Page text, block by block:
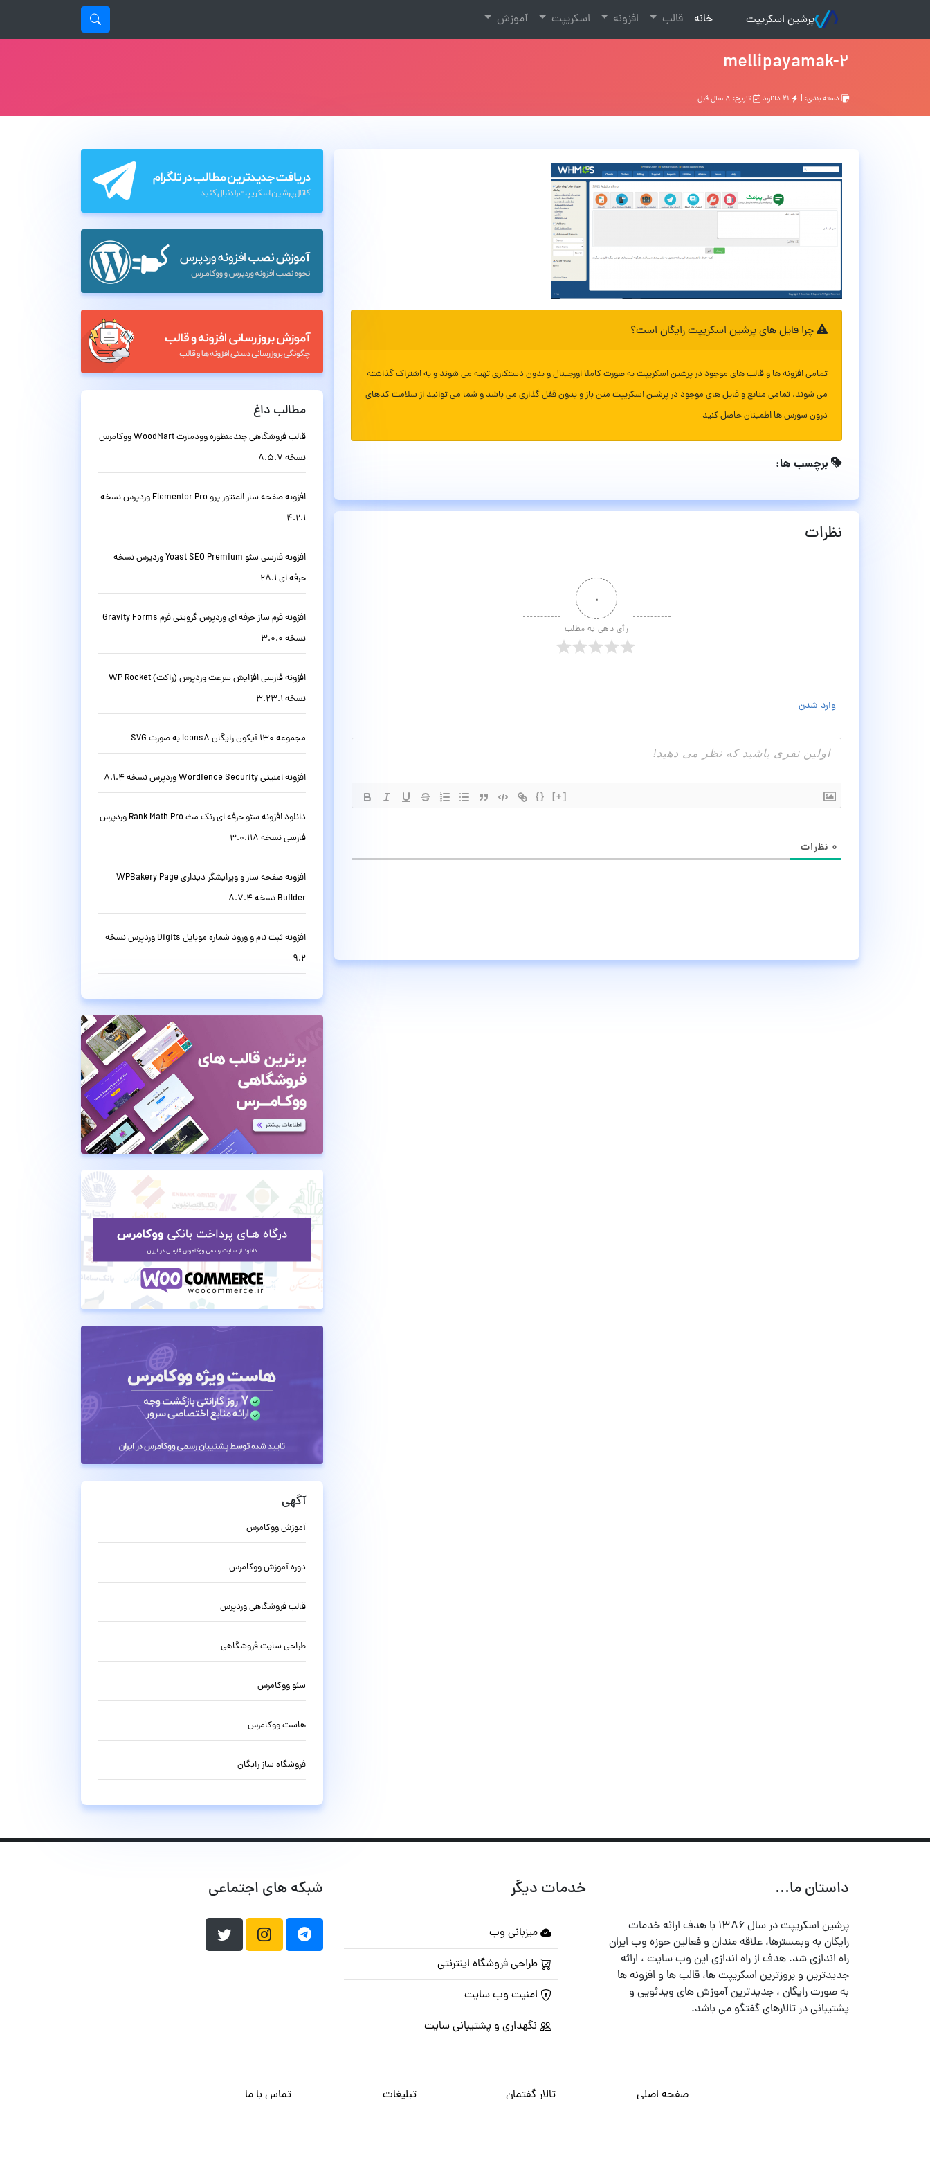
پرشین اسکریپت خانه
(current) قالب افزونه اسکریپت آموزش
mellipayamak-2
دسته بندی: | تاریخ: ۸ سال قبل
چرا فایل های پرشین اسکریپت رایگان است؟
تمامی افزونه ها و قالب های موجود در پرشین اسکریپت به صورت کاملا اورجینال و بدون دستکاری تهیه می شوند و به اشتراک گذاشته
می شوند. تمامی منابع و فایل های موجود در پرشین اسکریپت متن باز و بدون قفل گذاری می باشد و شما می توانید از سلامت کدهای
درون سورس ها اطمینان حاصل کنید
برچسب ها:
نظرات
۰
رأی دهی به مطلب
وارد شدن
{} [+]
۰ نظرات
مطالب داغ
قالب فروشگاهی چندمنظوره وودمارت WoodMart ووکامرس
نسخه 8.5.7
افزونه صفحه ساز المنتور پرو Elementor Pro وردپرس نسخه
4.2.1
افزونه فارسی سئو Yoast SEO Premium وردپرس نسخه
حرفه ای 28.1
افزونه فرم ساز حرفه ای وردپرس گرویتی فرم Gravity Forms
نسخه 3.0.0
افزونه فارسی افزایش سرعت وردپرس (راکت) WP Rocket
نسخه 3.23.1
مجموعه 130 آیکون رایگان Icons8 به صورت SVG
افزونه امنیتی Wordfence Security وردپرس نسخه 8.1.4
دانلود افزونه سئو حرفه ای رنک مث Rank Math Pro وردپرس
فارسی نسخه 3.0.118
افزونه صفحه ساز و ویرایشگر دیداری WPBakery Page
Builder نسخه 8.7.4
افزونه ثبت نام و ورود شماره موبایل Digits وردپرس نسخه
9.2
آگهی
آموزش ووکامرس
دوره آموزش ووکامرس
قالب فروشگاهی وردپرس
طراحی سایت فروشگاهی
سئو ووکامرس
هاست ووکامرس
فروشگاه ساز رایگان
داستان ما...
پرشین اسکریپت در سال ۱۳۸۶ با هدف ارائه خدمات
رایگان به وبمسترها، علاقه مندان و فعالین حوزه وب ایران
راه اندازی شد. هدف از راه اندازی این وب سایت ، ارائه
جدیدترین و بروزترین اسکریپت ها، قالب ها و افزونه ها
به صورت رایگان ، جدیدترین آموزش های ویدئویی و
پشتیبانی در تالارهای گفتگو می باشد.
خدمات دیگر
میزبانی وب
طراحی فروشگاه اینترنتی
امنیت وب سایت
نگهداری و پشتیبانی سایت
شبکه های اجتماعی
صفحه اصلی تالار گفتمان تبلیغات تماس با ما